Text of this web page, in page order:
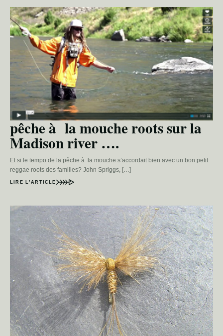
pêche à la mouche roots sur la
Madison river ….
Et si le tempo de la pêche à la mouche s’accordait bien avec un bon petit
reggae roots des familles? John Spriggs, […]
LIRE L’ARTICLE